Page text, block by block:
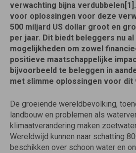
verwachting bijna
voor oplossingen voor deze
500 miljard US dollar groot en
per jaar. Dit biedt beleggers nu
mogelijkheden om zowel
positieve maatschappelijke
bijvoorbeeld te beleggen in
met slimme oplossingen voor dit
De groeiende wereldbevolking,
landbouw en problemen als
klimaatverandering maken
Wereldwijd kunnen naar schatting
beschikken over schoon water en